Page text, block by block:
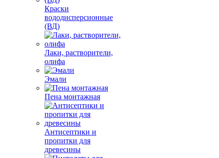
Краски
вододисперсионные
(ВД)
Лаки, растворители,
олифа
Эмали
Пена монтажная
Антисептики и
пропитки для
древесины